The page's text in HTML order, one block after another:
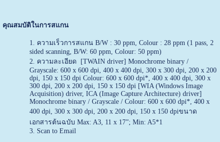
คุณสมบัติในการสแกน
ความเร็วการสแกน B/W : 30 ppm, Colour : 28 ppm (1 pass, 2
sided scanning, B/W: 60 ppm, Colour: 50 ppm)
ความละเอียด [TWAIN driver] Monochrome binary /
Grayscale: 600 x 600 dpi, 400 x 400 dpi, 300 x 300 dpi, 200 x 200
dpi, 150 x 150 dpi Colour: 600 x 600 dpi*, 400 x 400 dpi, 300 x
300 dpi, 200 x 200 dpi, 150 x 150 dpi [WIA (Windows Image
Acquisition) driver, ICA (Image Capture Architecture) driver]
Monochrome binary / Grayscale / Colour: 600 x 600 dpi*, 400 x
400 dpi, 300 x 300 dpi, 200 x 200 dpi, 150 x 150 dpiขนาด
เอกสารต้นฉบับ Max: A3, 11 x 17”; Min: A5*1
Scan to Email